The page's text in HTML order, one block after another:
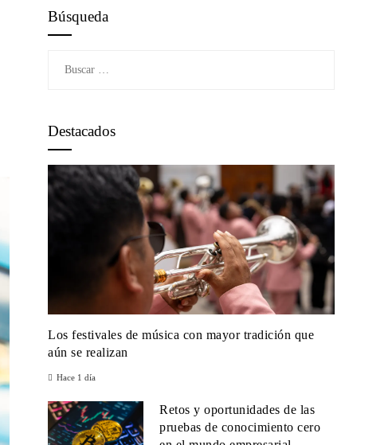
Búsqueda
Destacados
Los festivales de música con mayor tradición que
aún se realizan
Hace 1 día
Retos y oportunidades de las
pruebas de conocimiento cero